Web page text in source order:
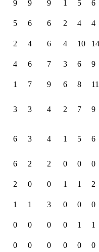
9 9 9 1 5
6
5 6 6 2 4
4
2 4 6 4 10
14
4 6 7 3 6
9
1 7 9 6 8
11
3 3 4 2 7 9
6 3 4 1 5 6
6 2 2 0 0
0
2 0 0 1 1
2
1 1 3 0 0
0
0 0 0 0 1
1
0 0 0 0 0
0